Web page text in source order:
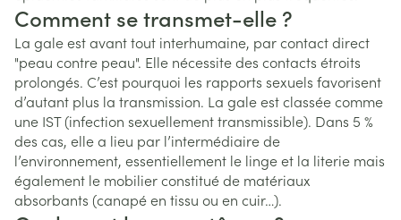
Comment se transmet-elle ?
La gale est avant tout interhumaine, par contact direct
"peau contre peau". Elle nécessite des contacts étroits
prolongés. C’est pourquoi les rapports sexuels favorisent
d’autant plus la transmission. La gale est classée comme
une IST (infection sexuellement transmissible). Dans 5 %
des cas, elle a lieu par l’intermédiaire de
l’environnement, essentiellement le linge et la literie mais
également le mobilier constitué de matériaux
absorbants (canapé en tissu ou en cuir…).